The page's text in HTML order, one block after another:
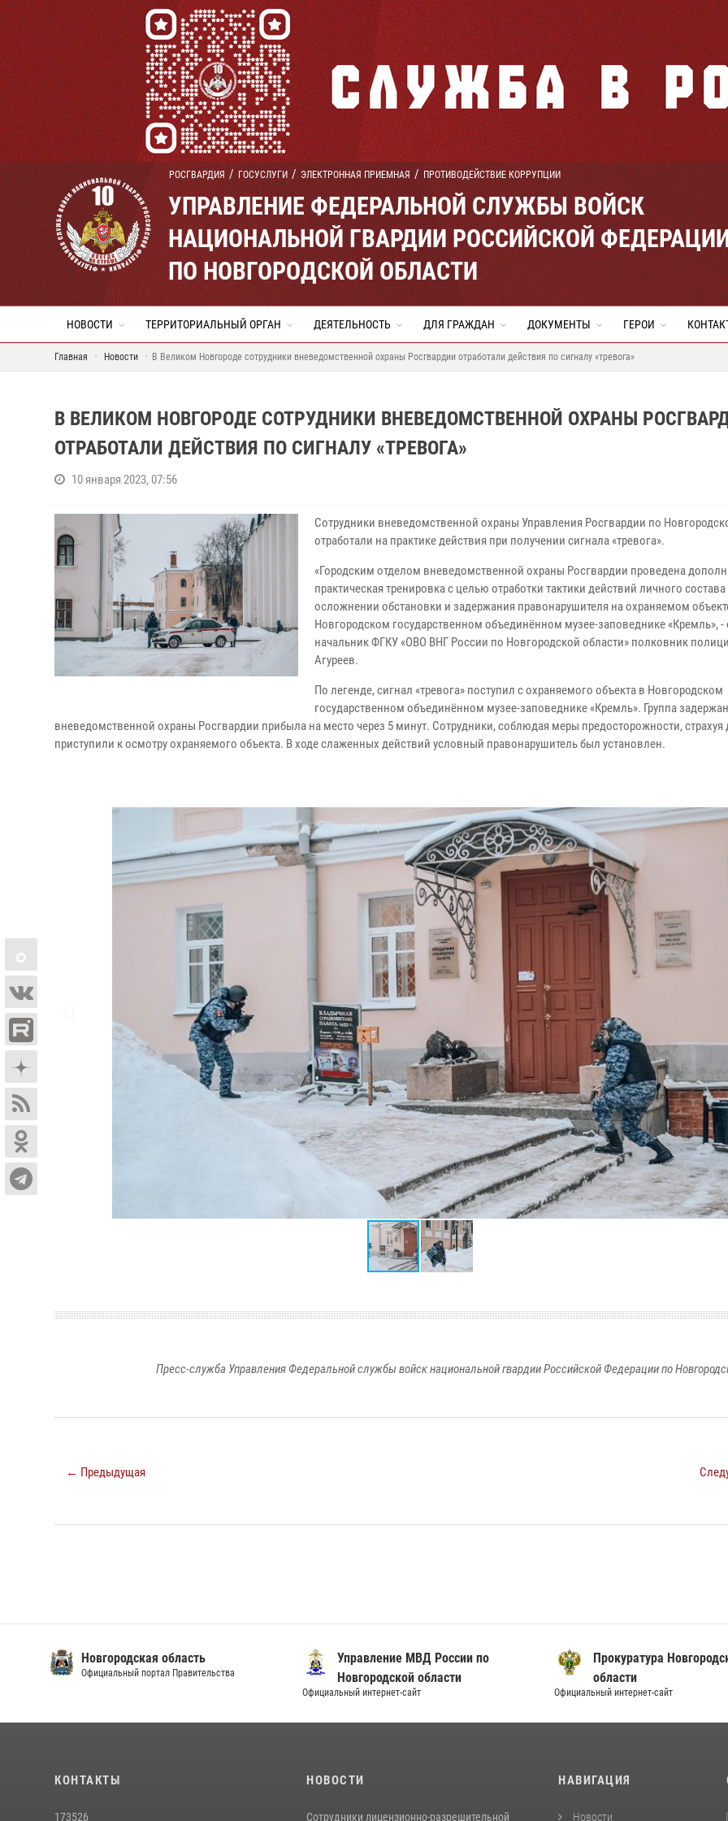
РОСГВАРДИЯ ГОСУСЛУГИ ЭЛЕКТРОННАЯ ПРИЕМНАЯ ПРОТИВОДЕЙСТВИЕ КОРРУПЦИИ
УПРАВЛЕНИЕ ФЕДЕРАЛЬНОЙ СЛУЖБЫ ВОЙСК
НАЦИОНАЛЬНОЙ ГВАРДИИ РОССИЙСКОЙ
ПО НОВГОРОДСКОЙ ОБЛАСТИ
НОВОСТИ ТЕРРИТОРИАЛЬНЫЙ ОРГАН ДЕЯТЕЛЬНОСТЬ ДЛЯ ГРАЖДАН ДОКУМЕНТЫ ГЕРОИ
Главная Новости В Великом Новгороде сотрудники вневедомственной охраны Росгвардии отработали действия по сигналу «тревога»
В ВЕЛИКОМ НОВГОРОДЕ СОТРУДНИКИ ВНЕВЕДОМСТВЕННОЙ ОХРАНЫ
ОТРАБОТАЛИ ДЕЙСТВИЯ ПО СИГНАЛУ «ТРЕВОГА»
10 января 2023, 07:56
Сотрудники вневедомственной охраны Управления Росгвардии по
отработали на практике действия при получении сигнала «тревога».
«Городским отделом вневедомственной охраны Росгвардии проведена
практическая тренировка с целью отработки тактики действий личного состава
осложнении обстановки и задержания правонарушителя на охраняемом
Новгородском государственном объединённом музее-заповеднике «Кремль», -
начальник ФГКУ «ОВО ВНГ России по Новгородской области» полковник
Агуреев.
По легенде, сигнал «тревога» поступил с охраняемого объекта в Новгородском
государственном объединённом музее-заповеднике «Кремль». Группа
вневедомственной охраны Росгвардии прибыла на место через 5 минут. Сотрудники, соблюдая меры предосторожности, страхуя
приступили к осмотру охраняемого объекта. В ходе слаженных действий условный правонарушитель был установлен.
Пресс-служба Управления Федеральной службы войск национальной гвардии Российской Федерации по
← Предыдущая
Новгородская область
Официальный портал Правительства
Управление МВД России по
Новгородской области
Официальный интернет-сайт
Прокуратура
области
Официальный интернет-сайт
КОНТАКТЫ
173526
НОВОСТИ
Сотрудники лицензионно-разрешительной
НАВИГАЦИЯ
Новости